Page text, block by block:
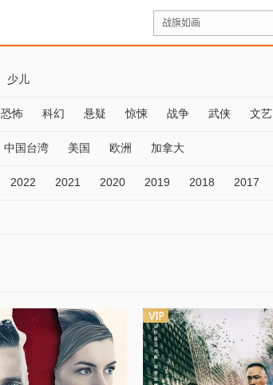
少儿
恐怖 科幻 悬疑 惊悚 战争 武侠 文艺
中国台湾 美国 欧洲 加拿大
2022 2021 2020 2019 2018 2017